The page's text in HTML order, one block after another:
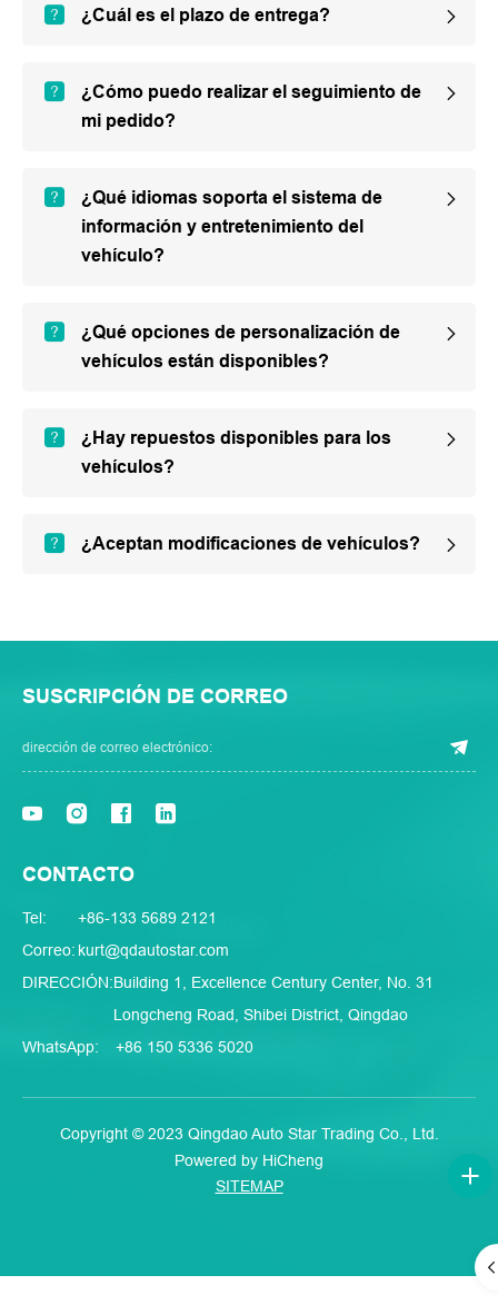
¿Cuál es el plazo de entrega?
¿Cómo puedo realizar el seguimiento de
mi pedido?
¿Qué idiomas soporta el sistema de
información y entretenimiento del
vehículo?
¿Qué opciones de personalización de
vehículos están disponibles?
¿Hay repuestos disponibles para los
vehículos?
¿Aceptan modificaciones de vehículos?
SUSCRIPCIÓN DE CORREO
CONTACTO
Tel:
+86-133 5689 2121
Correo: kurt@qdautostar.com
DIRECCIÓN:Building 1, Excellence Century Center, No. 31
Longcheng Road, Shibei District, Qingdao
WhatsApp:
+86 150 5336 5020
Copyright © 2023 Qingdao Auto Star Trading Co., Ltd.
Powered by HiCheng
SITEMAP